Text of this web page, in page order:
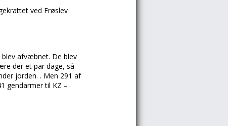
ved Frøslev
blev afvæbnet. De blev
der et par dage, så
jorden. . Men 291 af
gendarmer til KZ –